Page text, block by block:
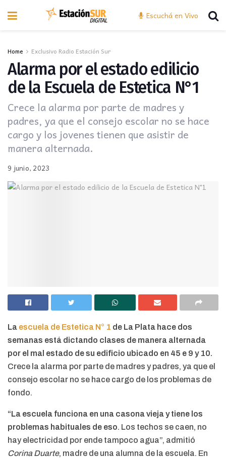
Escuchá en Vivo
Home Exclusivo Radio Estación Sur
Alarma por el estado edilicio
de la Escuela de Estetica N°1
Crece la alarma por parte de madres y
padres, ya que el consejo escolar no se hace
cargo y los jovenes tienen que asistir de
manera alternada.
9 junio, 2023
La escuela de Estetica N° 1 de La Plata hace dos
semanas está dictando clases de manera alternada
por el mal estado de su edificio ubicado en 45 e 9 y 10.
Crece la alarma por parte de madres y padres, ya que el
consejo escolar no se hace cargo de los problemas de
fondo.
“La escuela funciona en una casona vieja y tiene los
problemas habituales de eso. Los techos se caen, no
hay electricidad por ende tampoco agua”, admitió
Corina Duarte, madre de una alumna de la escuela. En